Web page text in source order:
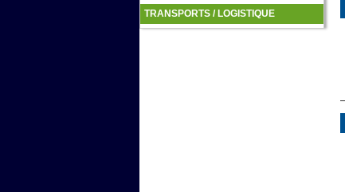
TRANSPORTS / LOGISTIQUE